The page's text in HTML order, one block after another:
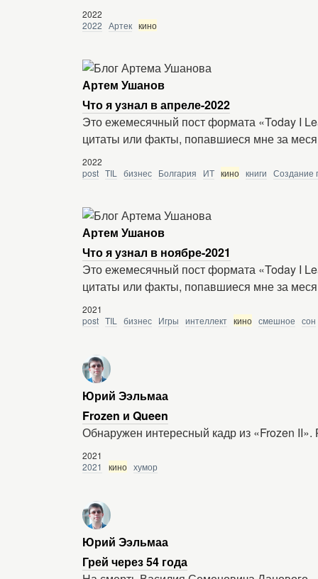
2022
2022 Артек кино
Артем Ушанов
Что я узнал в апреле-2022
Это ежемесячный пост формата «Today I
цитаты или факты, попавшиеся мне за
2022
post TIL бизнес Болгария ИТ кино книги Создание
Артем Ушанов
Что я узнал в ноябре-2021
Это ежемесячный пост формата «Today I
цитаты или факты, попавшиеся мне за
2021
post TIL бизнес Игры интеллект кино смешное сон
Юрий Ээльмаа
Frozen и Queen
Обнаружен интересный кадр из «Frozen
2021
2021
кино хумор
Юрий Ээльмаа
Грей через 54 года